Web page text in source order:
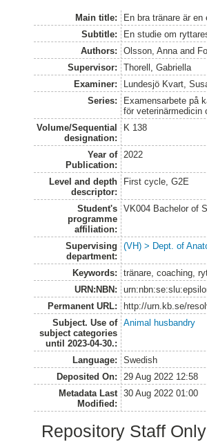
Main title:
En bra tränare är en
Subtitle:
En studie om
Authors:
Olsson, Anna and
Supervisor:
Thorell, Gabriella
Examiner:
Lundesjö Kvart,
Series:
Examensarbete på
för veterinärmedicin
Volume/Sequential
designation:
K 138
Year of
Publication:
2022
Level and depth
descriptor:
First cycle, G2E
Student's
programme
affiliation:
VK004 Bachelor of
Supervising
department:
(VH) > Dept. of
Keywords:
tränare, coaching,
URN:NBN:
Permanent URL:
http://urn.kb.se/
Subject. Use of
subject categories
until 2023-04-30.:
Animal husbandry
Language:
Swedish
Deposited On:
29 Aug 2022 12:58
Metadata Last
Modified:
30 Aug 2022 01:00
Repository Staff